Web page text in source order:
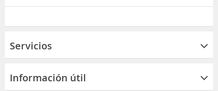
Servicios
Información útil